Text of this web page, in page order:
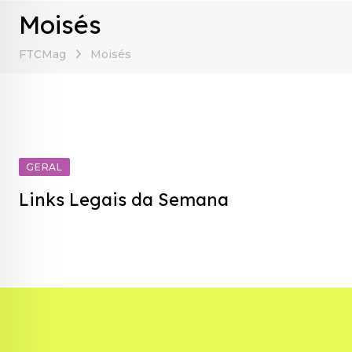
Moisés
FTCMag Moisés
GERAL
Links Legais da Semana